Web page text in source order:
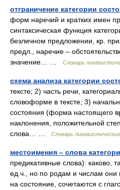
отграничение категории
форм наречий и кратких имен
синтаксическая функция
безличном предложении, кр.
предл., наречие –
значение… …
Словарь
схема анализа категории
тексте; 2) часть речи,
словоформе в тексте; 3)
состояния (форма настоящего
наклонения, положительной
слова… …
Словарь
местоимения – слова
предикативные слова): каково,
ед.ч., но по родам и числам
на состояние, сочетаются с